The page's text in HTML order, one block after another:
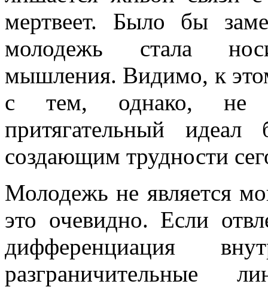
мертвеет. Было бы
молодежь стала
мышления. Видимо, к
с тем, однако, не
притягательный
создающим трудности
Молодежь не является
это очевидно. Если
дифференциация
разграничительные